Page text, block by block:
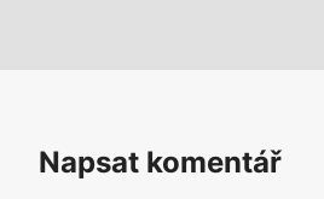
Napsat komentář